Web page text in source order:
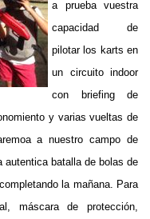
a prueba vuestra
capacidad de
pilotar los karts en
un circuito indoor
con briefing de
y varias vueltas de
a nuestro campo de
autentica batalla de bolas de
la mañana. Para
máscara de protección,